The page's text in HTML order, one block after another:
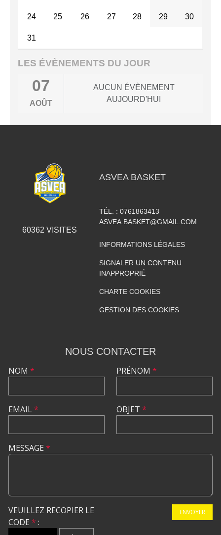
24 25 26 27 28 29 30
31
LES ÉVÈNEMENTS DU JOUR
07
AOÛT
AUCUN ÉVÈNEMENT
AUJOURD'HUI
60362 VISITES
ASVEA BASKET
TÉL. : 0761863413
ASVEA.BASKET@GMAIL.COM
INFORMATIONS LÉGALES
SIGNALER UN CONTENU
INAPPROPRIÉ
CHARTE COOKIES
GESTION DES COOKIES
NOUS CONTACTER
NOM *
EMAIL*
PRÉNOM *
OBJET *
MESSAGE *
VEUILLEZ RECOPIER LE
CODE * :
ENVOYER